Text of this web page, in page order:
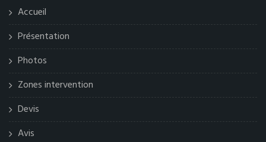
Accueil
Présentation
Photos
Zones intervention
Devis
Avis